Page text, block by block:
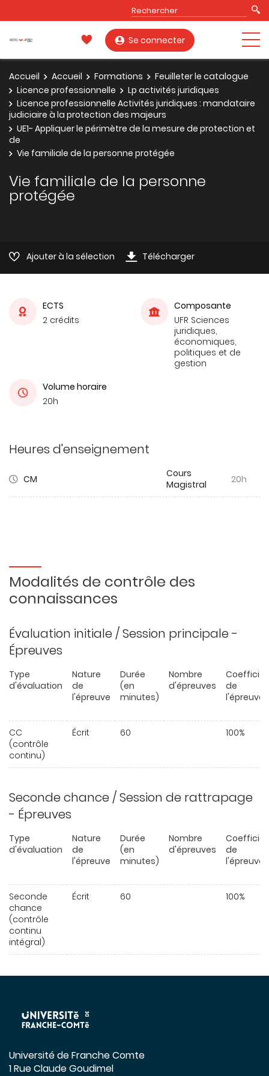
Se connecter
Accueil Accueil Formations
Feuilleter le catalogue
Licence professionnelle
Lp activités juridiques
Licence professionnelle Activités juridiques : mandataire
judiciaire à la protection des majeurs
UE1- Appliquer le périmètre de la mesure de protection et
de
Vie familiale de la personne protégée
Vie familiale de la personne
protégée
Ajouter à la sélection Télécharger
ECTS
2 crédits
Composante
UFR Sciences
juridiques,
économiques,
politiques et de
gestion
Volume horaire
20h
Heures d'enseignement
CM
Cours
Magistral
20h
Modalités de contrôle des
connaissances
Évaluation initiale / Session principale -
Épreuves
Type
d'évaluation
Nature
de
l'épreuve
Durée
(en
minutes)
Nombre
d'épreuves
de
l'épreuve
CC
(contrôle
continu)
Écrit 60 100%
Seconde chance / Session de rattrapage
- Épreuves
Type
d'évaluation
Nature
de
l'épreuve
Durée
(en
minutes)
Nombre
d'épreuves
de
l'épreuve
Seconde
chance
(contrôle
continu
intégral)
Écrit 60 100%
Université de Franche Comte
1 Rue Claude Goudimel